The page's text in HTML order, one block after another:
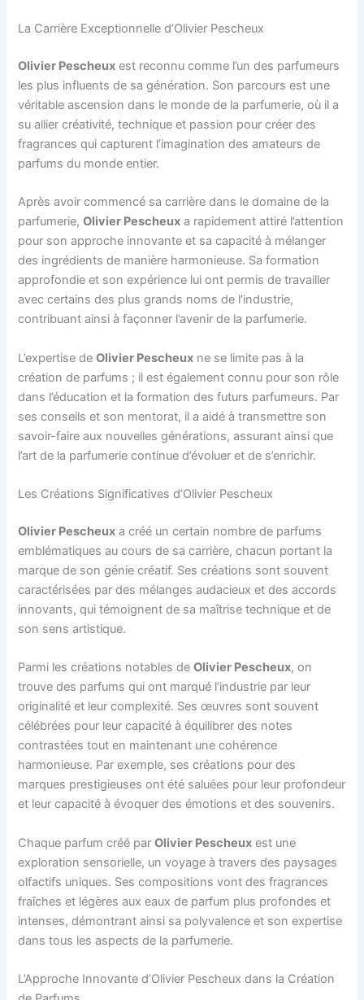
La Carrière Exceptionnelle d’Olivier Pescheux
Olivier Pescheux est reconnu comme l’un des parfumeurs
les plus influents de sa génération. Son parcours est une
véritable ascension dans le monde de la parfumerie, où il a
su allier créativité, technique et passion pour créer des
fragrances qui capturent l’imagination des amateurs de
parfums du monde entier.
Après avoir commencé sa carrière dans le domaine de la
parfumerie,Olivier Pescheux a rapidement attiré l’attention
pour son approche innovante et sa capacité à mélanger
des ingrédients de manière harmonieuse. Sa formation
approfondie et son expérience lui ont permis de travailler
avec certains des plus grands noms de l’industrie,
contribuant ainsi à façonner l’avenir de la parfumerie.
L’expertise deOlivier Pescheux ne se limite pas à la
création de parfums ; il est également connu pour son rôle
dans l’éducation et la formation des futurs parfumeurs. Par
ses conseils et son mentorat, il a aidé à transmettre son
savoir-faire aux nouvelles générations, assurant ainsi que
l’art de la parfumerie continue d’évoluer et de s’enrichir.
Les Créations Significatives d’Olivier Pescheux
Olivier Pescheux a créé un certain nombre de parfums
emblématiques au cours de sa carrière, chacun portant la
marque de son génie créatif. Ses créations sont souvent
caractérisées par des mélanges audacieux et des accords
innovants, qui témoignent de sa maîtrise technique et de
son sens artistique.
Parmi les créations notables deOlivier Pescheux, on
trouve des parfums qui ont marqué l’industrie par leur
originalité et leur complexité. Ses œuvres sont souvent
célébrées pour leur capacité à équilibrer des notes
contrastées tout en maintenant une cohérence
harmonieuse. Par exemple, ses créations pour des
marques prestigieuses ont été saluées pour leur profondeur
et leur capacité à évoquer des émotions et des souvenirs.
Chaque parfum créé parOlivier Pescheux est une
exploration sensorielle, un voyage à travers des paysages
olfactifs uniques. Ses compositions vont des fragrances
fraîches et légères aux eaux de parfum plus profondes et
intenses, démontrant ainsi sa polyvalence et son expertise
dans tous les aspects de la parfumerie.
L’Approche Innovante d’Olivier Pescheux dans la Création